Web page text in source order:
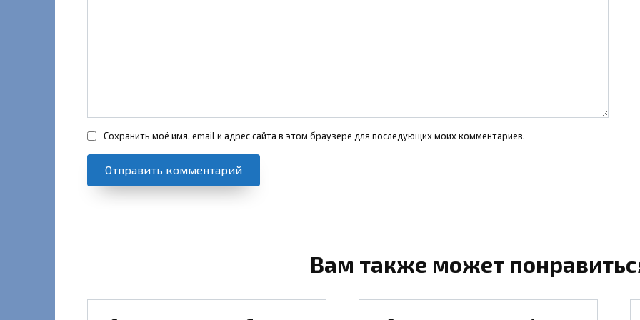
Сохранить моё имя, email и адрес сайта в этом браузере для последующих моих комментариев.
Вам также может